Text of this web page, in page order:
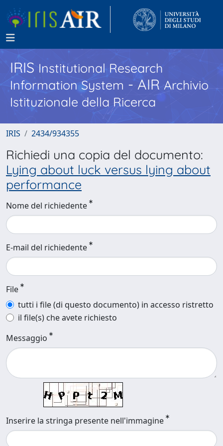
IRISInstitutional Research
Information System - AIR Archivio
Istituzionale della Ricerca
IRIS 2434/934355
Richiedi una copia del documento:
Lying about luck versus lying about
performance
Nome del richiedente
E-mail del richiedente
File
tutti i file (di questo documento) in accesso ristretto
il file(s) che avete richiesto
Messaggio
Inserire la stringa presente nell'immagine